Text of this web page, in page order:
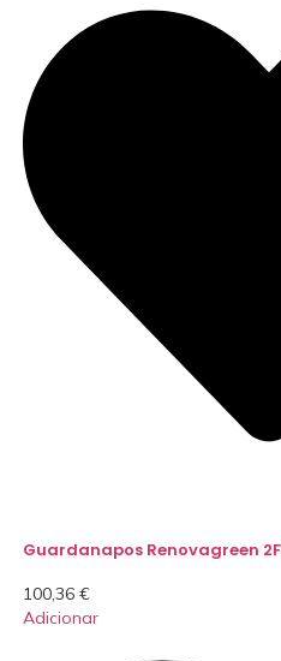
Guardanapos Renovagreen 2F
100,36 €
Adicionar